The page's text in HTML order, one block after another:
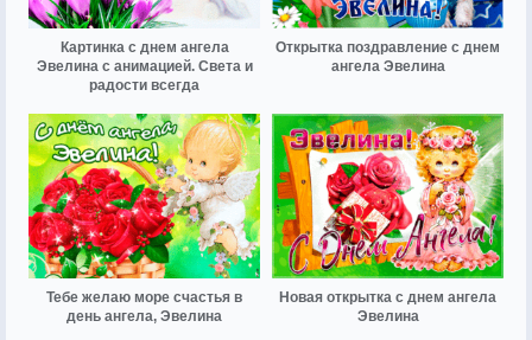
Картинка с днем ангела
Эвелина с анимацией. Света и
радости всегда
Открытка поздравление с днем
ангела Эвелина
Тебе желаю море счастья в
день ангела, Эвелина
Новая открытка с днем ангела
Эвелина